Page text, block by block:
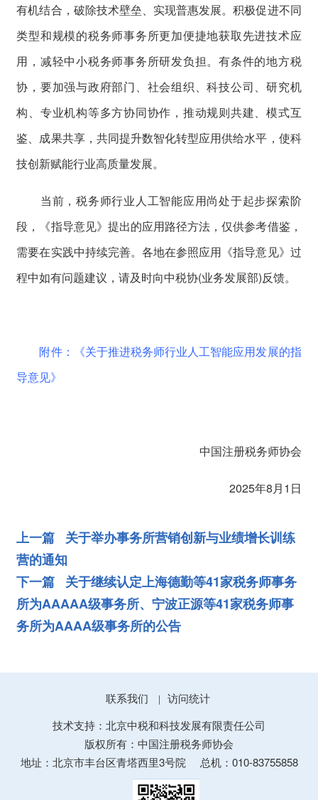
有机结合，破除技术壁垒、实现普惠发展。积极促进不同
类型和规模的税务师事务所更加便捷地获取先进技术应
用，减轻中小税务师事务所研发负担。有条件的地方税
协，要加强与政府部门、社会组织、科技公司、研究机
构、专业机构等多方协同协作，推动规则共建、模式互
鉴、成果共享，共同提升数智化转型应用供给水平，使科
技创新赋能行业高质量发展。
当前，税务师行业人工智能应用尚处于起步探索阶
段，《指导意见》提出的应用路径方法，仅供参考借鉴，
需要在实践中持续完善。各地在参照应用《指导意见》过
程中如有问题建议，请及时向中税协(业务发展部)反馈。
附件：《关于推进税务师行业人工智能应用发展的指
导意见》
中国注册税务师协会
2025年8月1日
上一篇 关于举办事务所营销创新与业绩增长训练
营的通知
下一篇 关于继续认定上海德勤等41家税务师事务
所为AAAAA级事务所、宁波正源等41家税务师事
务所为AAAA级事务所的公告
联系我们 |
访问统计
技术支持：北京中税和科技发展有限责任公司
版权所有：中国注册税务师协会
地址：北京市丰台区青塔西里3号院
总机：010-83755858